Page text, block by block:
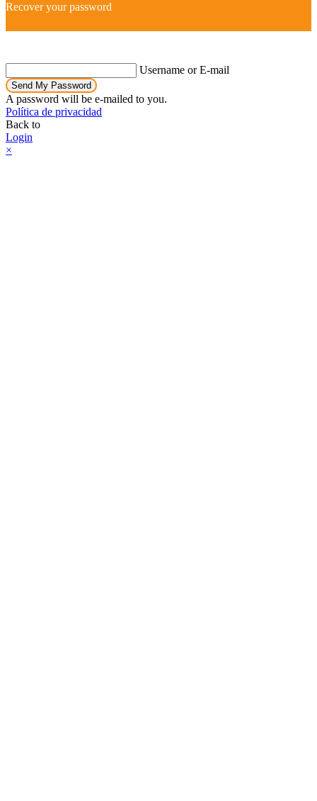
Recover your password
Username or E-mail
Send My Password
A password will be e-mailed to you.
Política de privacidad
Back to
Login
×